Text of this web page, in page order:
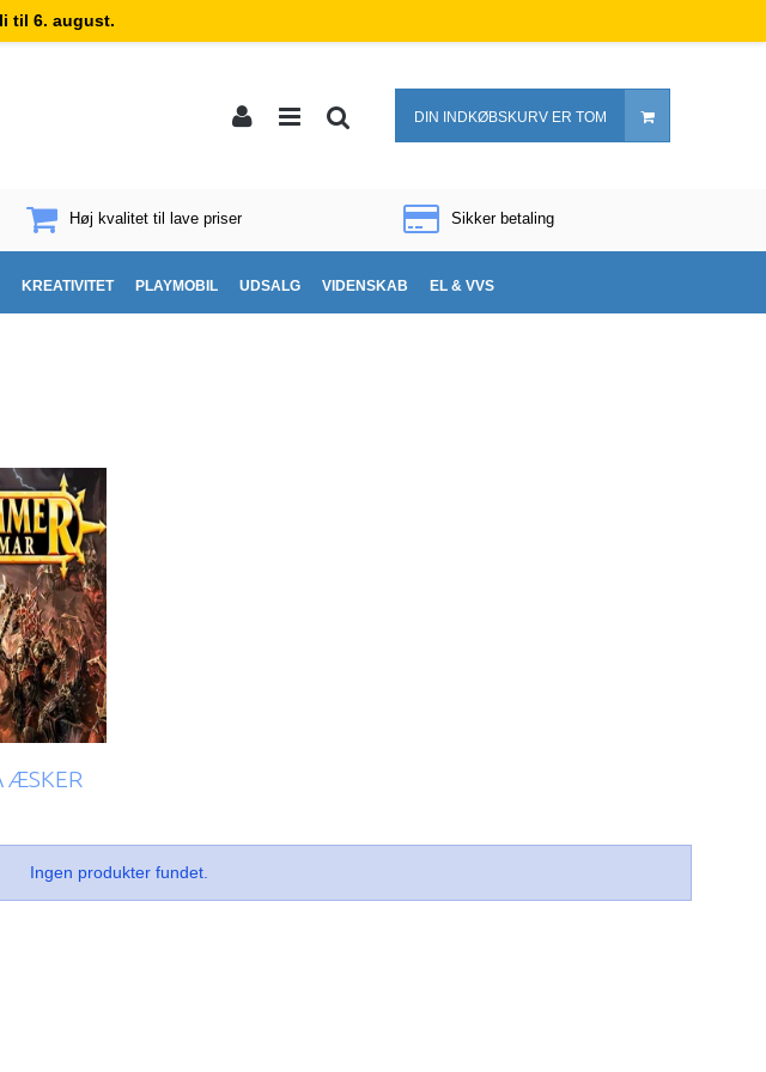
til 6. august.
DIN INDKØBSKURV ER TOM
Høj kvalitet til lave priser Sikker betaling
KREATIVITET PLAYMOBIL UDSALG VIDENSKAB EL & VVS
ÆSKER
Ingen produkter fundet.